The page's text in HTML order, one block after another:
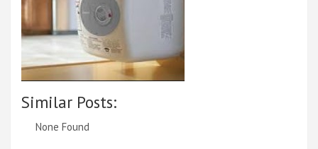
Similar Posts:
None Found